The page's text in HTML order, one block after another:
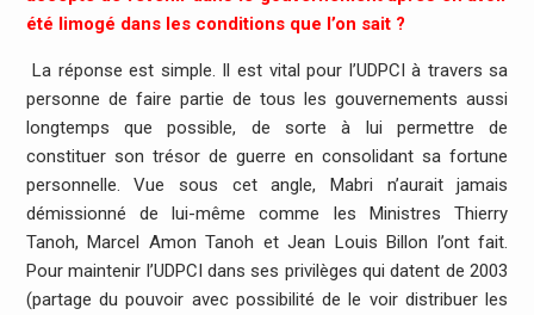
été limogé dans les conditions que l’on sait ?
La réponse est simple. Il est vital pour l’UDPCI à travers sa
personne de faire partie de tous les gouvernements aussi
longtemps que possible, de sorte à lui permettre de
constituer son trésor de guerre en consolidant sa fortune
personnelle. Vue sous cet angle, Mabri n’aurait jamais
démissionné de lui-même comme les Ministres Thierry
Tanoh, Marcel Amon Tanoh et Jean Louis Billon l’ont fait.
Pour maintenir l’UDPCI dans ses privilèges qui datent de 2003
(partage du pouvoir avec possibilité de le voir distribuer les